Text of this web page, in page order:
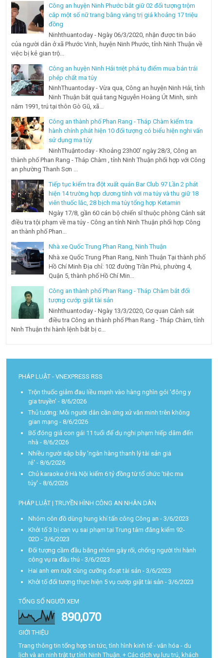
Công an huyện Ninh Phước bắt giữ 02 đối tượng trộm
cắp một số nữ trang bằng vàng trị giá khoảng 17 triệu
đồng
Ninhthuantoday - Ngày 06/3/2020, nhận được tin báo
của người dân ở xã Phước Vinh, huyện Ninh Phước, tỉnh Ninh Thuận về
việc bị kẻ gian trộ...
Công an huyện Ninh Hải triệt phá tụ điểm mua bán trái
phép chất ma túy
NinhThuantoday - Vừa qua, Công an huyện Ninh Hải, tỉnh
Ninh Thuận bắt quả tang Nguyễn Hoàng Út Minh, sinh
năm 1991, trú tại thôn Gò Gũ, xã...
Công an thành phố Phan Rang - Tháp Chàm kiểm tra
hành chính phát hiện 10 đối tượng có biểu hiện nghi vấn
sử dụng ma túy
NinhThuậntoday - Khoảng 23h00’ ngày 28/3, Công an
thành phố Phan Rang - Tháp Chàm , tỉnh Ninh Thuận phối hợp với Công
an phường Thanh Sơn ...
Tiếp tục kiểm tra đột xuất quán Bar Club 97 Lần 2 phát
hiện 14 trường hợp dương tính với ma túy và thu giữ 18
viên thuốc lắc, 28 bịch ma túy tổng hợp Ketamin
Ngày 17/8, gần 60 cán bộ chiến sĩ thuộc phòng Cảnh sát
điều tra tội phạm về ma túy - Công an tỉnh Ninh Thuận phối hợp Công
an thành phố Phan...
Nhà xe Quốc Trung Phan Rang, Ninh Thuận
Nhà xe Quốc Trung Phan Rang, Ninh Thuận Tại thành phố
Hồ Chí Minh Địa chỉ: 102 đường Trần Phú, phường 4,
Quận 5, thành phố Hồ Chí Min...
Công an thành phố Phan Rang - Tháp Chàm bắt đối
tượng cướp giật tài sản
Ninhthuantoday - Ngày 13/3/2020, Cơ quan Cảnh sát
điều tra Công an thành phố Phan Rang - Tháp Chàm, tỉnh
Ninh Thuận thi hành lệnh bắt bị c...
PHÁP LUẬT - VNEXPRESS RSS
Trộn thuốc giảm đau liều mạnh vào hàng nghìn gói 'đông y
gia truyền' - 8/6/2026
Thủ tướng: Mỗi người dân cần ứng xử văn minh trên không
gian mạng - 8/6/2026
Bố đóng giả con gái 11 tuổi để dụ nghi phạm hiếp dâm đến
nhà - 8/6/2026
Nhiều người sập bẫy 'ngân hàng thanh lý tài sản giá
rẻ' - 8/6/2026
Chủ karaoke ở Hà Nội kiếm 6 tỷ đồng từ tổ chức 'tiệc ma
túy' - 8/6/2026
PHÁP LUẬT | TRUYỀN HÌNH CÔNG AN NHÂN DÂN
Nhóm côn đồ dùng hung khí tấn công Công an - 3/6/2023
Khởi tố 3 bị can vụ sai phạm tại Trung tâm đăng kiểm 92-
02D - 3/6/2023
Đối tượng cầm đầu băng nhóm gây rối, chống người thi hành
công vụ ra đầu thú - 3/6/2023
Hai anh em ruột cùng cưỡng đoạt tài sản - 3/6/2023
Khởi tố đối tượng thực hiện 5 vụ cướp giật tài sản - 3/6/2023
TỔNG SỐ NGƯỜI XEM
890,070
GIỚI THIỆU
Trang thông tin tổng hợp tin tức, tình hình kinh tế - văn hóa - du
lịch và an ninh trật tự tỉnh Ninh Thuận. + Các dịch vụ lưu trú, khách